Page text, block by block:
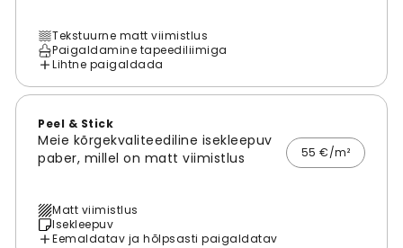
Tekstuurne matt viimistlus
Paigaldamine tapeediliimiga
Lihtne paigaldada
Peel & Stick
Meie kõrgekvaliteediline isekleepuv
paber, millel on matt viimistlus
55 €/m²
Matt viimistlus
Isekleepuv
Eemaldatav ja hõlpsasti paigaldatav